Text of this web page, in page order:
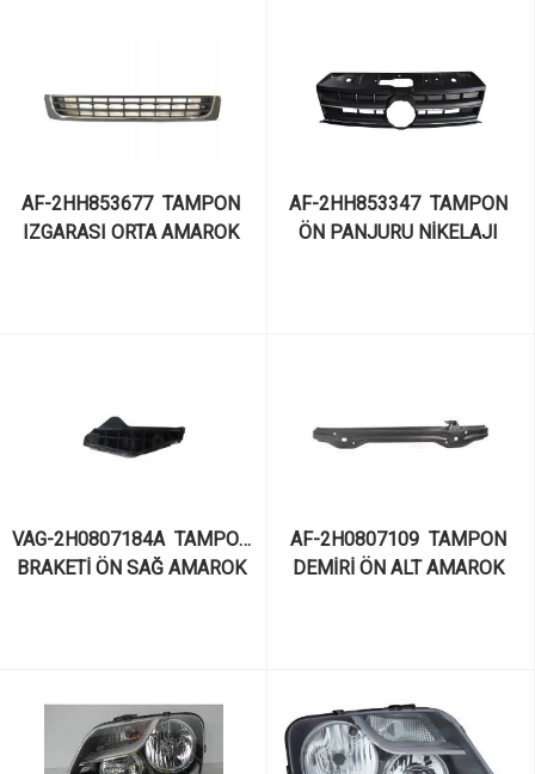
AF-2HH853677  TAMPON
IZGARASI ORTA AMAROK
AF-2HH853347  TAMPON
ÖN PANJURU NİKELAJI
VAG-2H0807184A  TAMPON
BRAKETİ ÖN SAĞ AMAROK
AF-2H0807109  TAMPON
DEMİRİ ÖN ALT AMAROK